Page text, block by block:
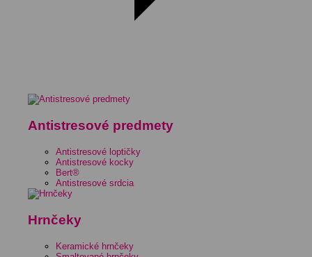
Antistresové predmety
Antistresové loptičky
Antistresové kocky
Bert®
Antistresové srdcia
Hrnčeky
Keramické hrnčeky